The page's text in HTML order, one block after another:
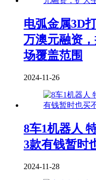
电弧金属3D
万澳元融资
场覆盖范围
2024-11-26
8车1机器人
3款有钱暂时
2024-11-28